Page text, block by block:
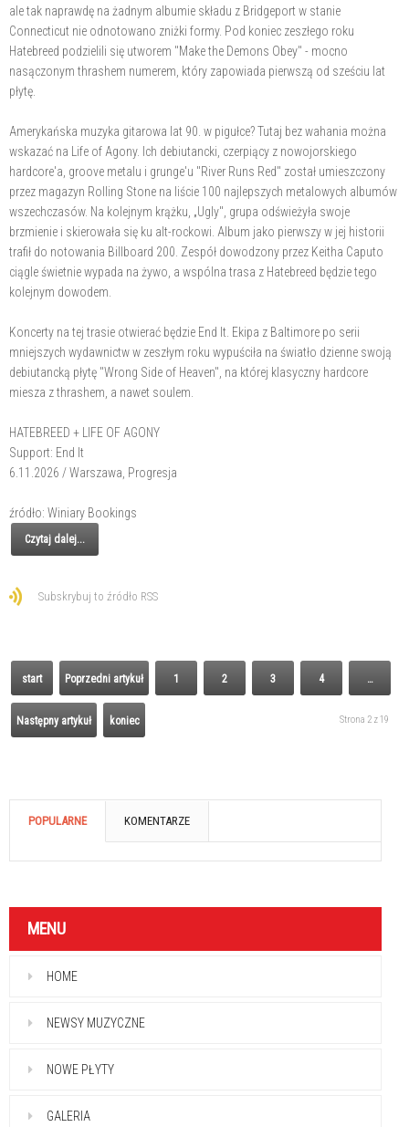
ale tak naprawdę na żadnym albumie składu z Bridgeport w stanie
Connecticut nie odnotowano zniżki formy. Pod koniec zeszłego roku
Hatebreed podzielili się utworem "Make the Demons Obey" - mocno
nasączonym thrashem numerem, który zapowiada pierwszą od sześciu lat
płytę.
Amerykańska muzyka gitarowa lat 90. w pigułce? Tutaj bez wahania można
wskazać na Life of Agony. Ich debiutancki, czerpiący z nowojorskiego
hardcore'a, groove metalu i grunge'u "River Runs Red" został umieszczony
przez magazyn Rolling Stone na liście 100 najlepszych metalowych albumów
wszechczasów. Na kolejnym krążku, „Ugly", grupa odświeżyła swoje
brzmienie i skierowała się ku alt-rockowi. Album jako pierwszy w jej historii
trafił do notowania Billboard 200. Zespół dowodzony przez Keitha Caputo
ciągle świetnie wypada na żywo, a wspólna trasa z Hatebreed będzie tego
kolejnym dowodem.
Koncerty na tej trasie otwierać będzie End It. Ekipa z Baltimore po serii
mniejszych wydawnictw w zeszłym roku wypuściła na światło dzienne swoją
debiutancką płytę "Wrong Side of Heaven", na której klasyczny hardcore
miesza z thrashem, a nawet soulem.
HATEBREED + LIFE OF AGONY
Support: End It
6.11.2026 / Warszawa, Progresja
źródło: Winiary Bookings
Czytaj dalej...
Subskrybuj to źródło RSS
start Poprzedni artykuł 1 2 3 4 …
Następny artykuł koniec Strona 2 z 19
POPULARNE KOMENTARZE
MENU
HOME
NEWSY MUZYCZNE
NOWE PŁYTY
GALERIA